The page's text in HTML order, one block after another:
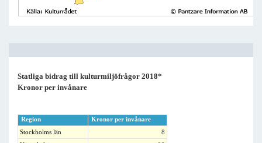
Statliga bidrag till kulturmiljöfrågor 2018*
Kronor per invånare
Region
Kronor per invånare
Stockholms län
8